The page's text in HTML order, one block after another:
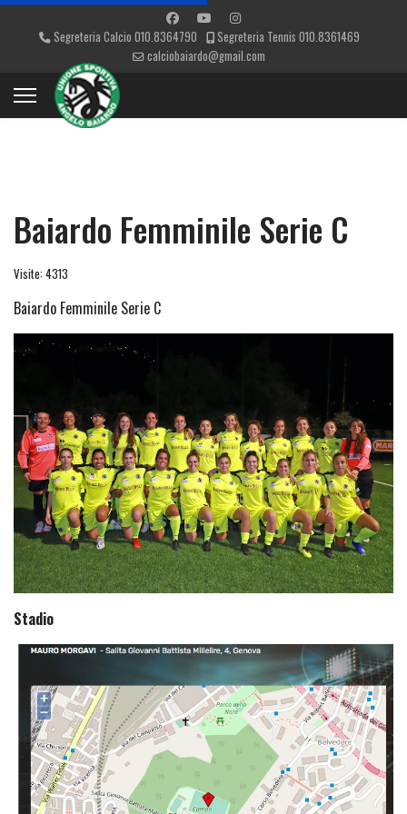
Segreteria Calcio 010.8364790
Segreteria Tennis 010.8361469
calciobaiardo@gmail.com
Baiardo Femminile Serie C
Visite: 4313
Baiardo Femminile Serie C
Stadio